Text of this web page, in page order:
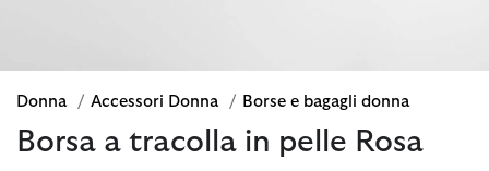
Donna / Accessori Donna / Borse e bagagli donna
Borsa a tracolla in pelle Rosa